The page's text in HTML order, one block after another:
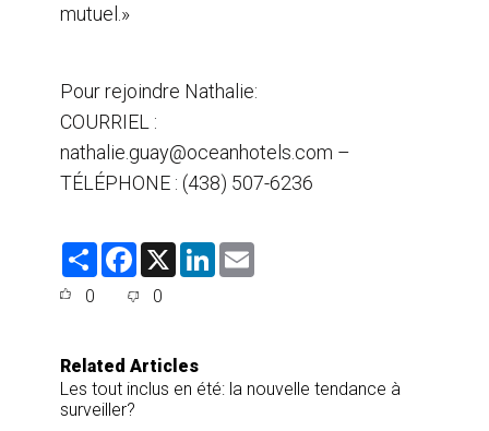
mutuel.»
Pour rejoindre Nathalie:
COURRIEL :
nathalie.guay@oceanhotels.com –
TÉLÉPHONE : (438) 507-6236
S
F
e
o
k
X
L
0 0
Related Articles
Les tout inclus en été: la nouvelle tendance à
surveiller?